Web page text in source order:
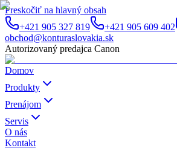
Preskočiť na hlavný obsah
+421 905 327 819
+421 905 609 402
obchod@konturaslovakia.sk
Autorizovaný predajca Canon
Domov
Produkty
Prenájom
Servis
O nás
Kontakt